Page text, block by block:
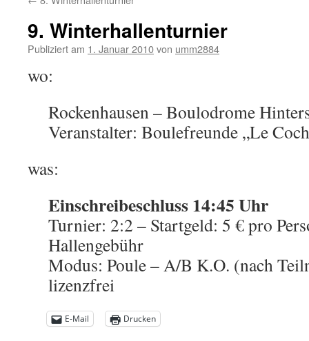
9. Winterhallenturnier
Publiziert am 1. Januar 2010von umm2884
wo:
Rockenhausen – Boulodrome
Veranstalter: Boulefreunde „Le
was:
Einschreibeschluss 14:45 Uhr
Turnier: 2:2 – Startgeld: 5 € pro
Hallengebühr
Modus: Poule – A/B K.O. (nach
lizenzfrei
E-Mail Drucken